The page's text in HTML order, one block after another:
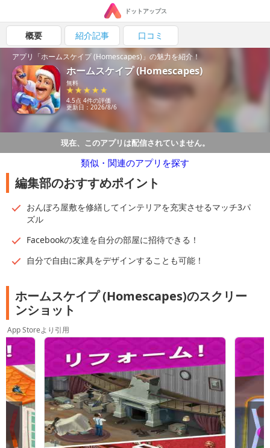
ドットアップス
概要 紹介記事 口コミ
アプリ「ホームスケイプ (Homescapes)」の魅力を紹介！
ホームスケイプ (Homescapes)
無料
4.5点 4件の評価
更新日：2026/8/6
現在、このアプリは配信されていません。
類似・関連のアプリを探す
編集部のおすすめポイント
おんぼろ屋敷を修繕してインテリアを充実させるマッチ3パ
ズル
Facebookの友達を自分の部屋に招待できる！
自分で自由に家具をデザインすることも可能！
ホームスケイプ (Homescapes)のスクリー
ンショット
App Storeより引用